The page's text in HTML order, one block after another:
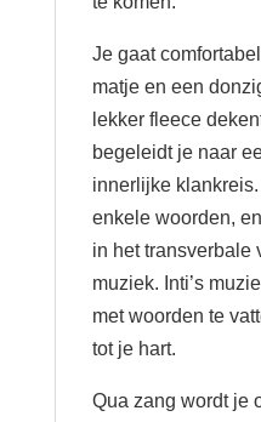
Je gaat
matje en een
lekker fleece
begeleidt je naar
innerlijke
enkele woorden,
in het transverbale
muziek. Inti’s
met woorden te
tot je hart.
Qua zang wordt je